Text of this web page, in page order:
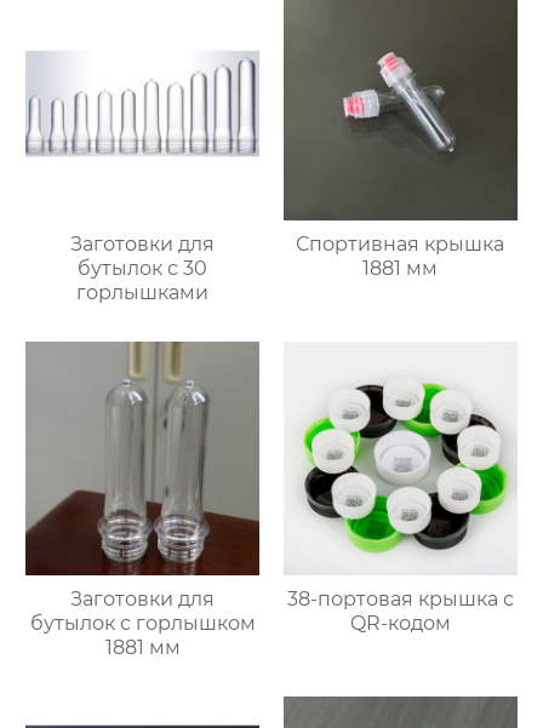
Заготовки для
бутылок с 30
горлышками
Спортивная крышка
1881 мм
Заготовки для
бутылок с горлышком
1881 мм
38-портовая крышка с
QR-кодом